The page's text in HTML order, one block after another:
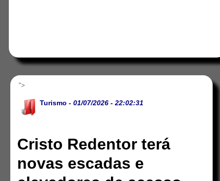
">
Turismo - 01/07/2026 - 22:02:31
Cristo Redentor terá
novas escadas e